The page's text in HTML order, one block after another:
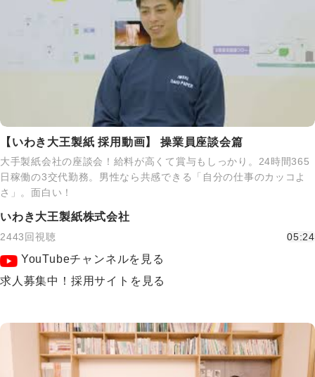
【いわき大王製紙 採用動画】 操業員座談会篇
大手製紙会社の座談会！給料が高くて賞与もしっかり。24時間365
日稼働の3交代勤務。男性なら共感できる「自分の仕事のカッコよ
さ」。面白い！
いわき大王製紙株式会社
2443回視聴 05:24
YouTubeチャンネルを見る
求人募集中！採用サイトを見る